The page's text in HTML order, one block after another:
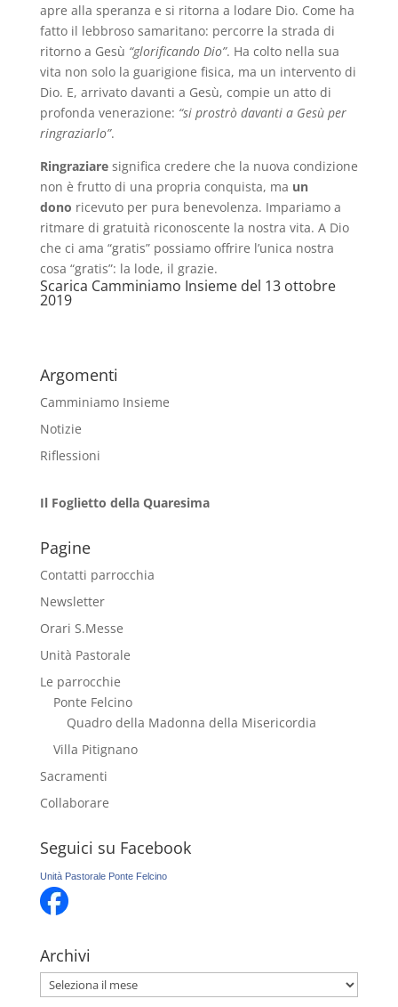
apre alla speranza e si ritorna a lodare Dio. Come ha
fatto il lebbroso samaritano: percorre la strada di
ritorno a Gesù “glorificando Dio”. Ha colto nella sua
vita non solo la guarigione fisica, ma un intervento di
Dio. E, arrivato davanti a Gesù, compie un atto di
profonda venerazione: “si prostrò davanti a Gesù per
ringraziarlo”.
Ringraziaresignifica credere che la nuova condizione
non è frutto di una propria conquista, ma un
dono ricevuto per pura benevolenza. Impariamo a
ritmare di gratuità riconoscente la nostra vita. A Dio
che ci ama “gratis” possiamo offrire l’unica nostra
cosa “gratis”: la lode, il grazie.
Scarica Camminiamo Insieme del 13 ottobre
2019
Argomenti
Camminiamo Insieme
Notizie
Riflessioni
Il Foglietto della Quaresima
Pagine
Contatti parrocchia
Newsletter
Orari S.Messe
Unità Pastorale
Le parrocchie
Ponte Felcino
Quadro della Madonna della Misericordia
Villa Pitignano
Sacramenti
Collaborare
Seguici su Facebook
Unità Pastorale Ponte Felcino
Archivi
Archivi